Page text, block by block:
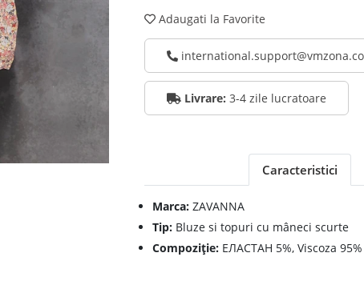
Adaugati la Favorite
Livrare: 3-4 zile lucratoare
Caracteristici
Marca: ZAVANNA
Tip: Bluze si topuri cu mâneci scurte
Compoziţie: ЕЛАСТАН 5%, Viscoza 95%